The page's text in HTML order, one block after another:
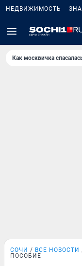
НЕДВИЖИМОСТЬ
Как москвичка
СОЧИ ВСЕ НОВОСТИ
ПОСОБИЕ